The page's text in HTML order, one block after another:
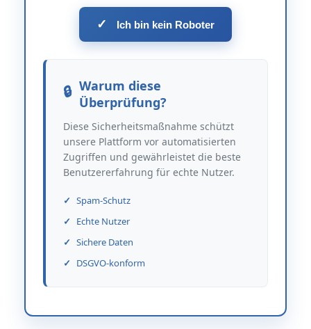
✓ Ich bin kein Roboter
Warum diese
Überprüfung?
Diese Sicherheitsmaßnahme schützt
unsere Plattform vor automatisierten
Zugriffen und gewährleistet die beste
Benutzererfahrung für echte Nutzer.
Spam-Schutz
Echte Nutzer
Sichere Daten
DSGVO-konform